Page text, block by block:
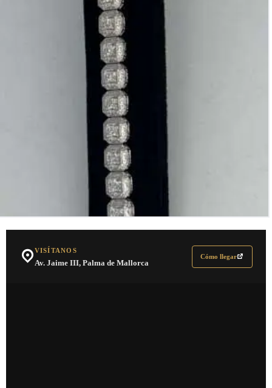
VISÍTANOS
Av. Jaime III, Palma de Mallorca
Cómo llegar